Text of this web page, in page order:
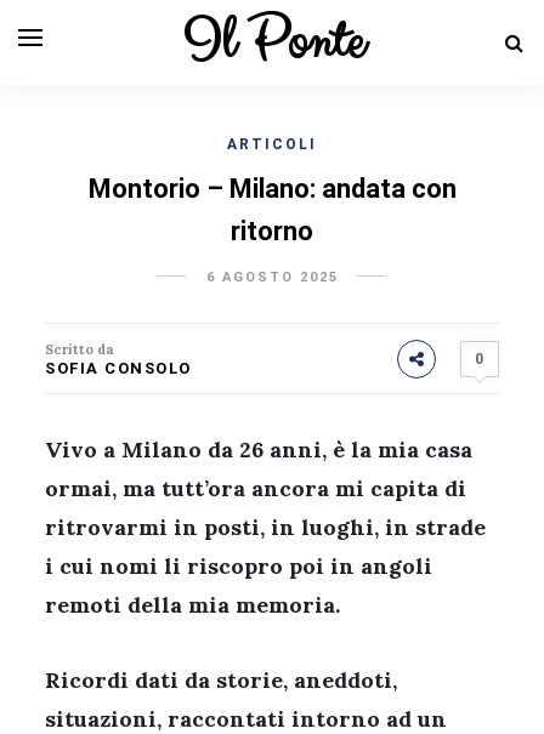
Il Ponte
ARTICOLI
Montorio – Milano: andata con
ritorno
6 AGOSTO 2025
Scritto da
SOFIA CONSOLO
0
Vivo a Milano da 26 anni, è la mia casa
ormai, ma tutt’ora ancora mi capita di
ritrovarmi in posti, in luoghi, in strade
i cui nomi li riscopro poi in angoli
remoti della mia memoria.
Ricordi dati da storie, aneddoti,
situazioni, raccontati intorno ad un